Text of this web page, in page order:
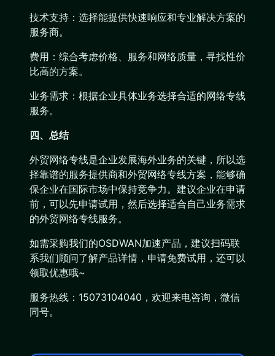
技术支持：选择能提供快速响应和专业解决方案的
服务商。
费用：综合考虑价格、服务和网络质量，寻找性价
比高的方案。
业务需求：根据企业具体业务选择合适的网络专线
服务。
四、总结
外贸网络专线是企业发展海外业务的关键，所以选
择靠谱的服务提供商和外贸网络专线方案，能够确
保企业在国际市场中保持竞争力。建议企业在申请
前，可以先申请试用，然后选择适合自己业务需求
的外贸网络专线服务。
如需采购我们的OSDWAN加速产品，建议扫码联
系我们顾问了解产品详情，申请免费试用，还可以
领取优惠哦~
服务热线：15073104040，欢迎来电咨询，微信
同号。